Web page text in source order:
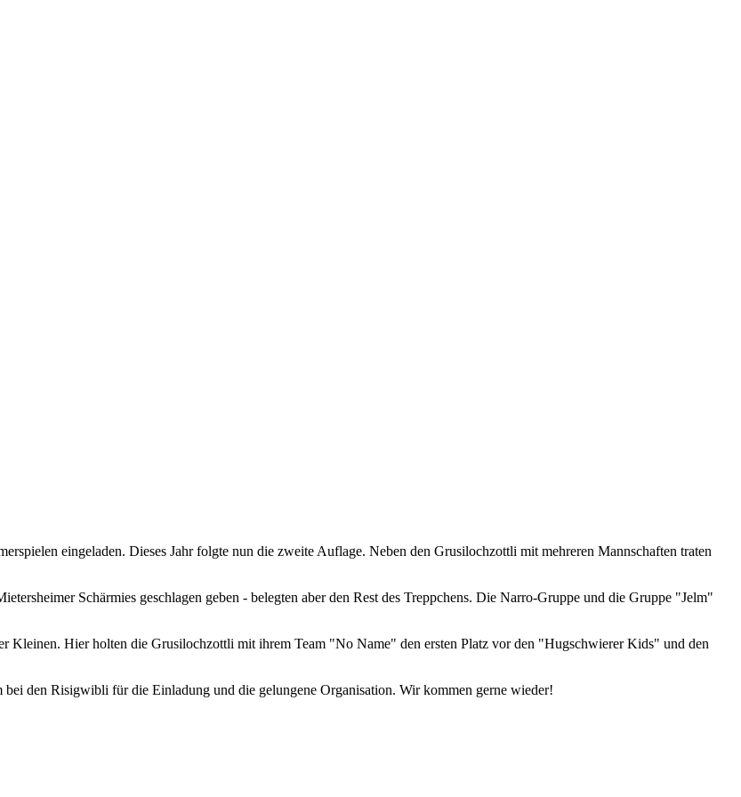
eingeladen. Dieses Jahr folgte nun die zweite Auflage. Neben den Grusilochzottli mit mehreren Mannschaften traten
Schärmies geschlagen geben - belegten aber den Rest des Treppchens. Die Narro-Gruppe und die Gruppe "Jelm"
Kleinen. Hier holten die Grusilochzottli mit ihrem Team "No Name" den ersten Platz vor den "Hugschwierer Kids" und den
den Risigwibli für die Einladung und die gelungene Organisation. Wir kommen gerne wieder!